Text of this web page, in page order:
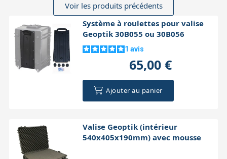
Voir les produits précédents
Système à roulettes pour valise
Geoptik 30B055 ou 30B056
1 avis
65,00 €
Ajouter au panier
Valise Geoptik (intérieur
540x405x190mm) avec mousse